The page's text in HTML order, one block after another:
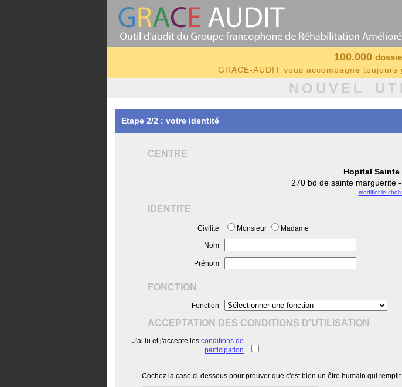
100.000
GRACE-AUDIT vous accompagne
NOUVEL
Etape 2/2 : votre identité
CENTRE
Hopital Sainte
270 bd de sainte marguerite
modifier le
IDENTITE
Civilité Monsieur Madame
Nom
Prénom
FONCTION
Fonction
ACCEPTATION DES CONDITIONS D'UTILISATION
J'ai lu et j'accepte les conditions de
participation
Cochez la case ci-dessous pour prouver que c'est bien un être humain qui